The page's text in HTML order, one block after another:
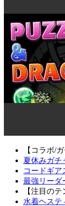
【コラボ/
夏休みガチ
コードギア
最強リーダ
【注目の
水着ヘステ